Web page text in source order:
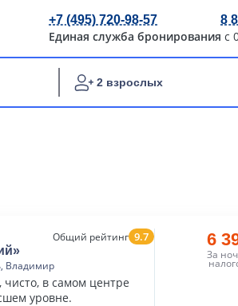
+7 (495) 720-98-57 8
Единая служба бронирования с
2 взрослых
Общий рейтинг 9.7
Владимир
в самом центре
уровне.
6
За